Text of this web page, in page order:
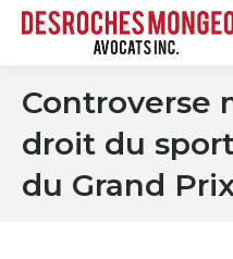
Controverse
droit du
du Grand